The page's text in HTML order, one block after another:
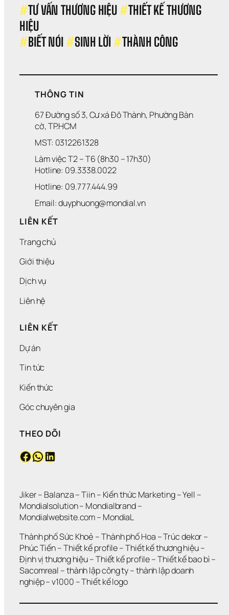
#TƯ VẤN THƯƠNG HIỆU #THIẾT KẾ THƯƠNG
HIỆU
#BIẾT NÓI #SINH LỜI #THÀNH CÔNG
THÔNG TIN
67 Đường số 3, Cư xá Đô Thành, Phường Bàn
cờ, TP.HCM
MST: 0312261328
Làm việc T2 – T6 (8h30 – 17h30)
Hotline: 09.3338.0022
Hotline: 09.777.444.99
Email: duyphuong@mondial.vn
LIÊN KẾT
Trang chủ
Giới thiệu
Dịch vụ
Liên hệ
LIÊN KẾT
Dự án
Tin tức
Kiến thức
Góc chuyên gia
THEO DÕI
Facebook WhatsApp LinkedIn
Jiker – Balanza – Tiin – Kiến thức Marketing – Yell
Mondialsolution – Mondialbrand
Mondialwebsite.com – MondiaL
Thành phố Sức Khoẻ – Thành phố Hoa – Trúc dekor
Phúc Tiến – Thiết kế profile – Thiết kế thương hiệu
Định vị thương hiệu – Thiết kế profile – Thiết kế bao bì
Sacomreal – thành lập công ty – thành lập doanh
nghiệp – v1000 – Thiết kế logo